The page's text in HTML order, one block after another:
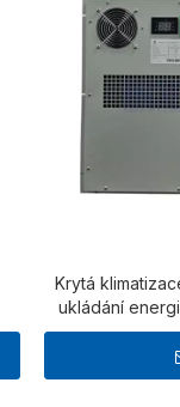
Krytá
ukládání